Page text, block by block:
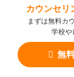
カウンセリ
まずは無料カ
学校や
無